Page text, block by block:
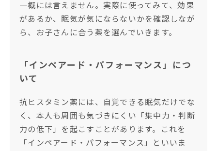
一概には言えません。実際に使ってみて、効果
があるか、眠気が気にならないかを確認しなが
ら、お子さんに合う薬を選んでいきます。
「インペアード・パフォーマンス」につ
いて
抗ヒスタミン薬には、自覚できる眠気だけでな
く、本人も周囲も気づきにくい「集中力・判断
力の低下」を起こすことがあります。これを
「インペアード・パフォーマンス」といいま